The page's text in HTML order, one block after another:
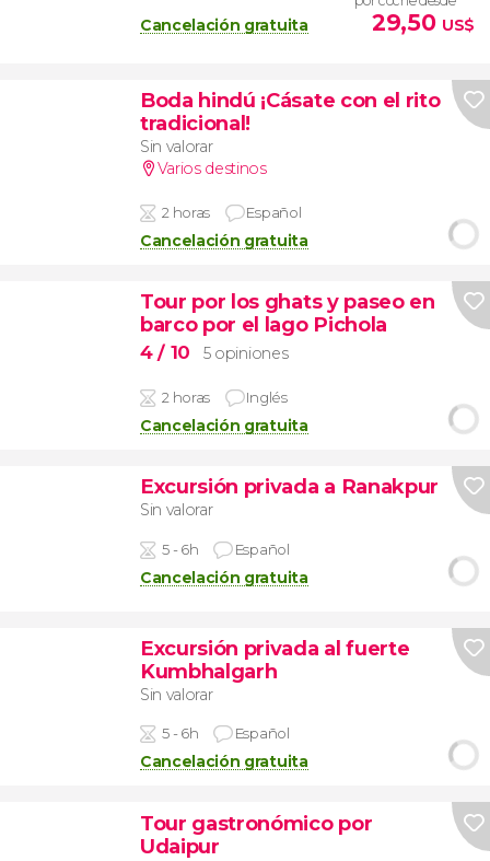
Cancelación gratuita 29,50 US$
Boda hindú ¡Cásate con el rito
tradicional!
Sin valorar
Varios destinos
2 horas Español
Cancelación gratuita
Tour por los ghats y paseo en
barco por el lago Pichola
4/ 10 5 opiniones
2 horas Inglés
Cancelación gratuita
Excursión privada a Ranakpur
Sin valorar
5 - 6h Español
Cancelación gratuita
Excursión privada al fuerte
Kumbhalgarh
Sin valorar
5 - 6h Español
Cancelación gratuita
Tour gastronómico por
Udaipur